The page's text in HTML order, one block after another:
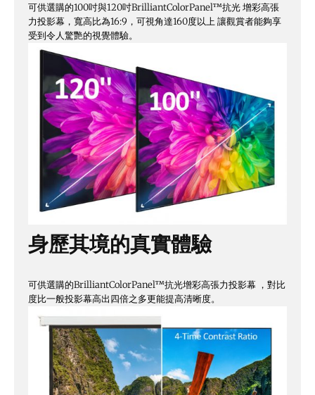
可供選購的100吋與120吋BrilliantColorPanel™抗光 增彩高張
力投影幕，寬高比為16:9，可視角達160度以上 讓觀賞者能夠享
受到令人驚艷的視覺體驗。
身歷其境的真實體驗
可供選購的BrilliantColorPanel™抗光增彩高張力投影幕 ，對比
度比一般投影幕高出四倍之多更能提高清晰度。